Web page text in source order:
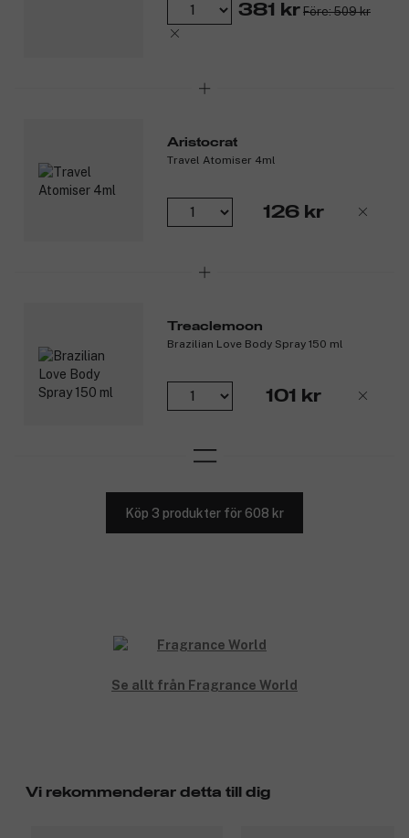
381 kr Före: 509 kr
Aristocrat
Travel Atomiser 4ml
126 kr
Treaclemoon
Brazilian Love Body Spray 150 ml
101 kr
Köp 3 produkter för 608 kr
Se allt från Fragrance World
Vi rekommenderar detta till dig